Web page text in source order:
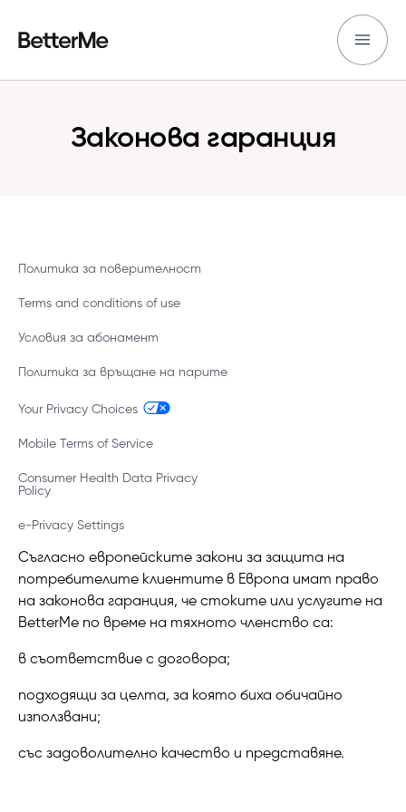
Законова гаранция
Политика за поверителност
Terms and conditions of use
Условия за абонамент
Политика за връщане на парите
Your Privacy Choices
Mobile Terms of Service
Consumer Health Data Privacy
Policy
e-Privacy Settings
Съгласно европейските закони за защита на
потребителите клиентите в Европа имат право
на законова гаранция, че стоките или услугите на
BetterMe по време на тяхното членство са:
в съответствие с договора;
подходящи за целта, за която биха обичайно
използвани;
със задоволително качество и представяне.